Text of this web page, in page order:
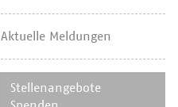
Aktuelle Meldungen
Navigation
Stellenangebote